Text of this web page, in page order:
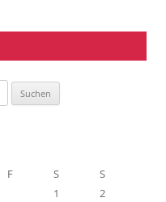
F S
S
1
2